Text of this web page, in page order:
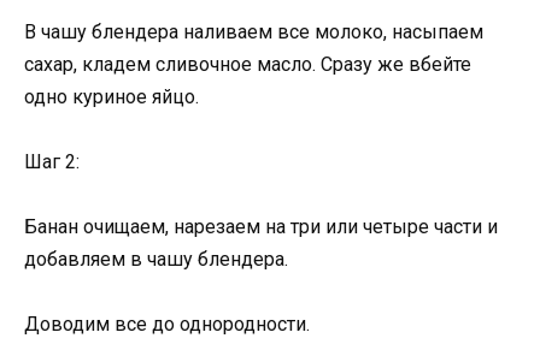
В чашу блендера наливаем все молоко, насыпаем
сахар, кладем сливочное масло. Сразу же вбейте
одно куриное яйцо.
Шаг 2:
Банан очищаем, нарезаем на три или четыре части и
добавляем в чашу блендера.
Доводим все до однородности.